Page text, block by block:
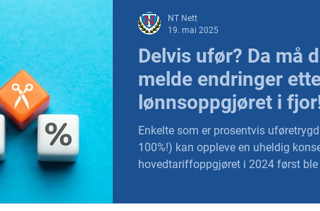
Organisasjon
Budsjett og økonomi Pensjon og seniorpolitikk YS og
Beredskap og sikkerhet
Delvis ufør? Da må
melde endringer
lønnsoppgjøret i
Enkelte som er prosentvis
100%!) kan oppleve en uheldig
hovedtariffoppgjøret i 2024 først
NT Nett
19. mai 2025